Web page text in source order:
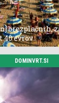
brezplačnih,
40 evrov
DOMINVRT.SI